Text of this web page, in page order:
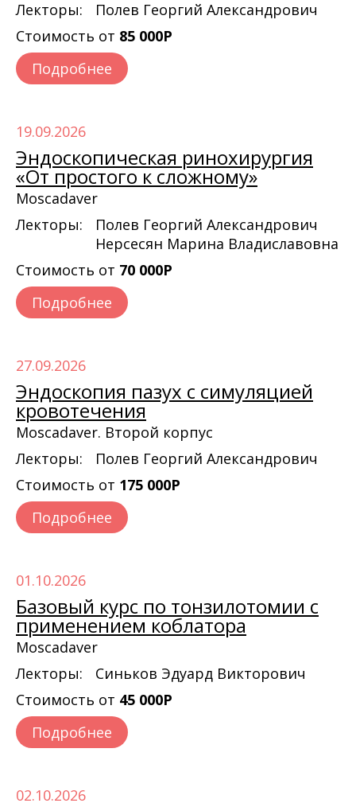
Лекторы:
Полев Георгий Александрович
Стоимость от 85 000Р
Подробнее
19.09.2026
Эндоскопическая ринохирургия
«От простого к сложному»
Moscadaver
Лекторы:
Полев Георгий Александрович
Нерсесян Марина Владиславовна
Стоимость от 70 000Р
Подробнее
27.09.2026
Эндоскопия пазух с симуляцией
кровотечения
Moscadaver. Второй корпус
Лекторы:
Полев Георгий Александрович
Стоимость от 175 000Р
Подробнее
01.10.2026
Базовый курс по тонзилотомии с
применением коблатора
Moscadaver
Лекторы:
Синьков Эдуард Викторович
Стоимость от 45 000Р
Подробнее
02.10.2026